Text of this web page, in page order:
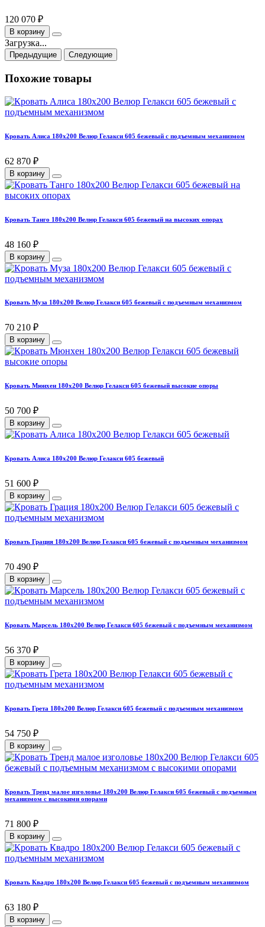
120 070 ₽
В корзину
Загрузка...
Предыдущие Следующие
Похожие товары
Кровать Алиса 180х200 Велюр Гелакси 605 бежевый с подъемным механизмом
62 870 ₽
В корзину
Кровать Танго 180х200 Велюр Гелакси 605 бежевый на высоких опорах
48 160 ₽
В корзину
Кровать Муза 180х200 Велюр Гелакси 605 бежевый с подъемным механизмом
70 210 ₽
В корзину
Кровать Мюнхен 180х200 Велюр Гелакси 605 бежевый высокие опоры
50 700 ₽
В корзину
Кровать Алиса 180х200 Велюр Гелакси 605 бежевый
51 600 ₽
В корзину
Кровать Грация 180х200 Велюр Гелакси 605 бежевый с подъемным механизмом
70 490 ₽
В корзину
Кровать Марсель 180х200 Велюр Гелакси 605 бежевый с подъемным механизмом
56 370 ₽
В корзину
Кровать Грета 180х200 Велюр Гелакси 605 бежевый с подъемным механизмом
54 750 ₽
В корзину
Кровать Тренд малое изголовье 180х200 Велюр Гелакси 605 бежевый с подъемным
механизмом с высокими опорами
71 800 ₽
В корзину
Кровать Квадро 180х200 Велюр Гелакси 605 бежевый с подъемным механизмом
63 180 ₽
В корзину